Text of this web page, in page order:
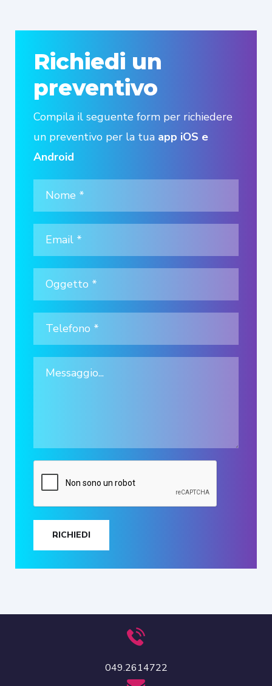
Richiedi un
preventivo
Compila il seguente form per richiedere
un preventivo per la tua app iOS e
Android
RICHIEDI
049.2614722